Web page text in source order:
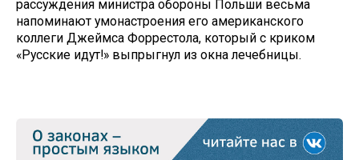
рассуждения министра обороны Польши весьма
напоминают умонастроения его американского
коллеги Джеймса Форрестола, который с криком
«Русские идут!» выпрыгнул из окна лечебницы.